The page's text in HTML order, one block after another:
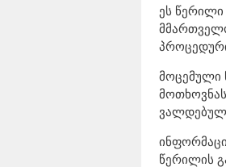
ეს წერილი
მოცემული
წერილის